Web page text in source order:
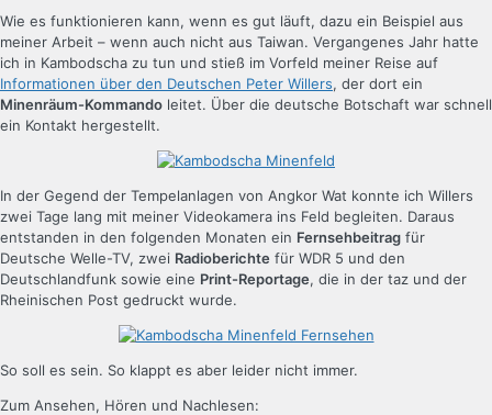
Wie es funktionieren kann, wenn es gut läuft, dazu ein Beispiel aus
meiner Arbeit – wenn auch nicht aus Taiwan. Vergangenes Jahr hatte
ich in Kambodscha zu tun und stieß im Vorfeld meiner Reise auf
Informationen über den Deutschen Peter Willers, der dort ein
Minenräum-Kommando leitet. Über die deutsche Botschaft war schnell
ein Kontakt hergestellt.
In der Gegend der Tempelanlagen von Angkor Wat konnte ich Willers
zwei Tage lang mit meiner Videokamera ins Feld begleiten. Daraus
entstanden in den folgenden Monaten ein Fernsehbeitrag für
Deutsche Welle-TV, zwei Radioberichte für WDR 5 und den
Deutschlandfunk sowie eine Print-Reportage, die in der taz und der
Rheinischen Post gedruckt wurde.
So soll es sein. So klappt es aber leider nicht immer.
Zum Ansehen, Hören und Nachlesen: